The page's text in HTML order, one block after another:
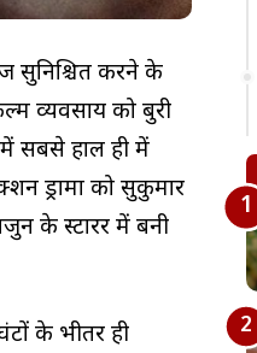
सुनिश्चित करने के
व्यवसाय को बुरी
सबसे हाल ही में
ड्रामा को सुकुमार
के स्टारर में बनी
के भीतर ही